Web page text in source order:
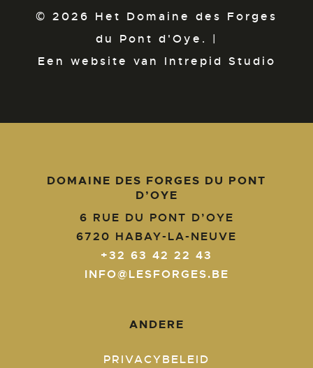
© 2026 Het Domaine des Forges
du Pont d'Oye. |
Een website van Intrepid Studio
DOMAINE DES FORGES DU PONT
D’OYE
6 RUE DU PONT D’OYE
6720 HABAY-LA-NEUVE
+32 63 42 22 43
INFO@LESFORGES.BE
ANDERE
PRIVACYBELEID